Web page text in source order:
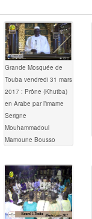
Grande Mosquée de
Touba vendredi 31 mars
2017 : Prône (Khutba)
en Arabe par l’imame
Serigne
Mouhammadoul
Mamoune Bousso